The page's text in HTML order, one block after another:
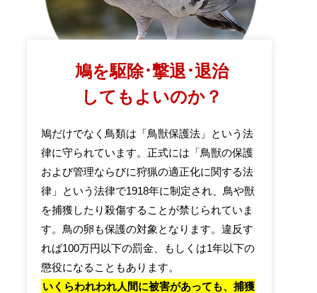
鳩を駆除･撃退･退治
してもよいのか？
鳩だけでなく鳥類は「鳥獣保護法」という法
律に守られています。正式には「鳥獣の保護
および管理ならびに狩猟の適正化に関する法
律」という法律で1918年に制定され、鳥や獣
を捕獲したり殺傷することが禁じられていま
す。鳥の卵も保護の対象となります。違反す
れば100万円以下の罰金、もしくは1年以下の
懲役になることもあります。
いくらわれわれ人間に被害があっても、捕獲